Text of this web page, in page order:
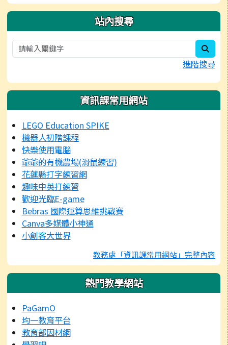
站內搜尋
進階搜尋
資訊課常用網站
LEGO Education SPIKE
機器人初階課程
快樂使用電腦
爺爺的有機農場(滑鼠練習)
花蓮縣打字練習網
趣味中英打練習
歡迎光臨E-game
Bebras 國際運算思維挑戰賽
Canva多媒體小神通
小創客大世界
教務處「資訊課常用網站」完整內容
熱門教學網站
PaGamO
均一教育平台
教育部因材網